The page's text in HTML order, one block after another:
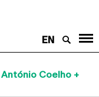
EN
António Coelho +